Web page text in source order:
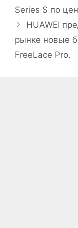
Series S по
HUAWEI
рынке новые
FreeLace Pro.